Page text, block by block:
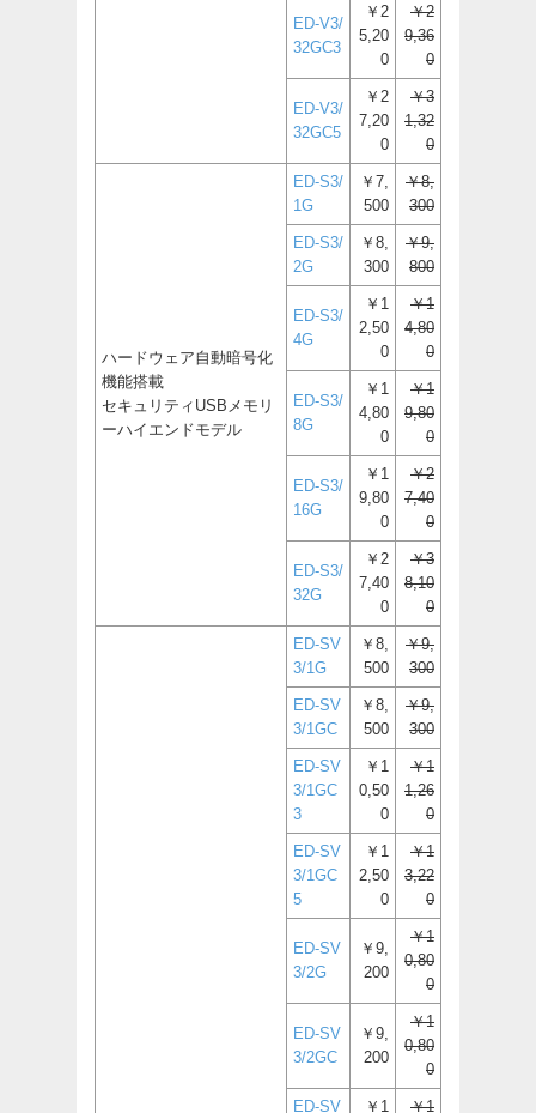
ED-V3/
32GC3
￥2
5,20
0
￥2
9,36
0
ED-V3/
32GC5
￥2
7,20
0
￥3
1,32
0
ハードウェア自動暗号化
機能搭載
セキュリティUSBメモリ
ーハイエンドモデル
ED-S3/
1G
￥7,
500
￥8,
300
ED-S3/
2G
￥8,
300
￥9,
800
ED-S3/
4G
￥1
2,50
0
￥1
4,80
0
ED-S3/
8G
￥1
4,80
0
￥1
9,80
0
ED-S3/
16G
￥1
9,80
0
￥2
7,40
0
ED-S3/
32G
￥2
7,40
0
￥3
8,10
0
ED-SV
3/1G
￥8,
500
￥9,
300
ED-SV
3/1GC
￥8,
500
￥9,
300
ED-SV
3/1GC
3
￥1
0,50
0
￥1
1,26
0
ED-SV
3/1GC
5
￥1
2,50
0
￥1
3,22
0
ED-SV
3/2G
￥9,
200
￥1
0,80
0
ED-SV
3/2GC
￥9,
200
￥1
0,80
0
ED-SV ￥1 ￥1